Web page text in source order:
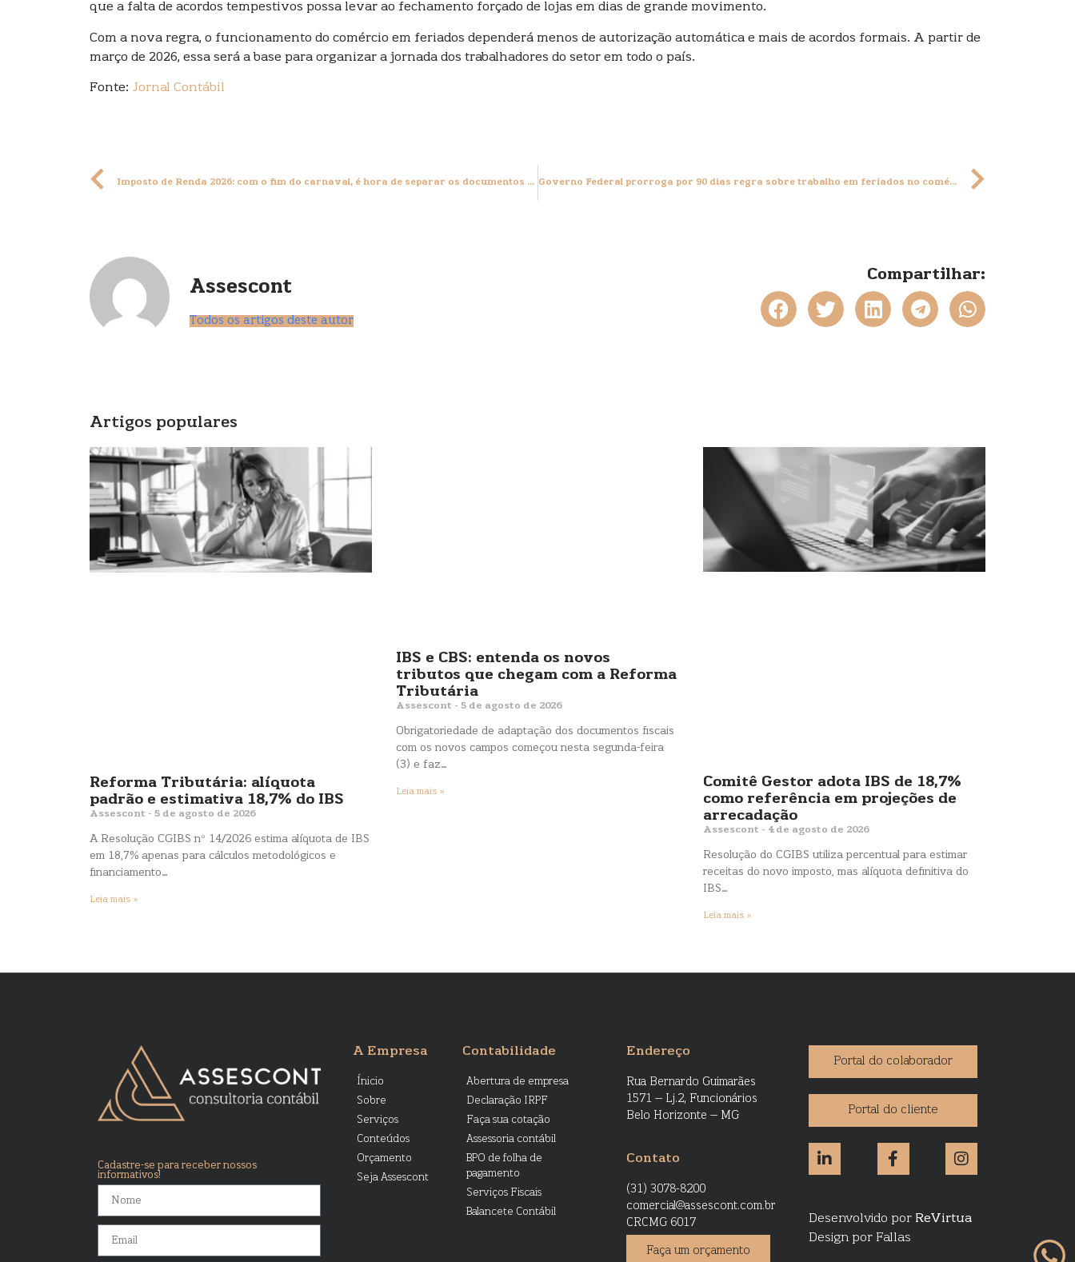
que a falta de acordos tempestivos possa levar ao fechamento forçado de lojas em dias de grande movimento.
Com a nova regra, o funcionamento do comércio em feriados dependerá menos de autorização automática e mais de acordos formais. A partir de
março de 2026, essa será a base para organizar a jornada dos trabalhadores do setor em todo o país.
Fonte: Jornal Contábil
Imposto de Renda 2026: com o fim do carnaval, é hora de separar os documentos para a declaração deste ano. Veja lista Governo Federal prorroga por 90 dias regra sobre trabalho em feriados no comércio
Assescont
Todos os artigos deste autor
Compartilhar:
Artigos populares
Reforma Tributária: alíquota
padrão e estimativa 18,7% do IBS
Assescont 5 de agosto de 2026
A Resolução CGIBS nº 14/2026 estima alíquota de IBS
em 18,7% apenas para cálculos metodológicos e
financiamento…
Leia mais »
IBS e CBS: entenda os novos
tributos que chegam com a Reforma
Tributária
Assescont 5 de agosto de 2026
Obrigatoriedade de adaptação dos documentos fiscais
com os novos campos começou nesta segunda-feira
(3) e faz…
Leia mais »
Comitê Gestor adota IBS de 18,7%
como referência em projeções de
arrecadação
Assescont 4 de agosto de 2026
Resolução do CGIBS utiliza percentual para estimar
receitas do novo imposto, mas alíquota definitiva do
IBS…
Leia mais »
Cadastre-se para receber nossos
informativos!
A Empresa
Ínicio
Sobre
Serviços
Conteúdos
Orçamento
Seja Assescont
Contabilidade
Abertura de empresa
Declaração IRPF
Faça sua cotação
Assessoria contábil
BPO de folha de
pagamento
Serviços Fiscais
Balancete Contábil
Endereço
Rua Bernardo Guimarães
1571 – Lj.2, Funcionários
Belo Horizonte – MG
Contato
(31) 3078-8200
comercial@assescont.com.br
CRCMG 6017
Faça um orçamento
Portal do colaborador
Portal do cliente
Desenvolvido por ReVirtua
Design por Fallas